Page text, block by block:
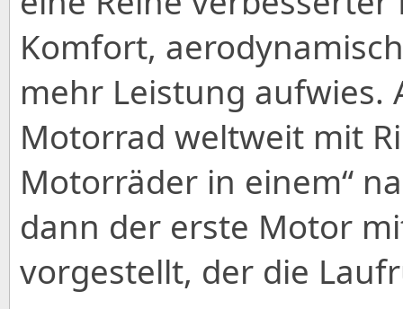
Komfort,
mehr Leistung aufwies.
Motorrad weltweit mit
Motorräder in einem“
dann der erste Motor
vorgestellt, der die